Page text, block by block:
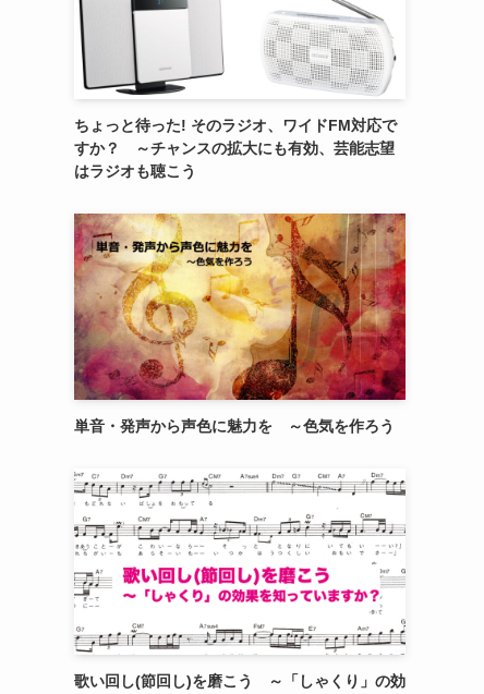
ちょっと待った! そのラジオ、ワイドFM対応で
すか？ ～チャンスの拡大にも有効、芸能志望
はラジオも聴こう
単音・発声から声色に魅力を ～色気を作ろう
歌い回し(節回し)を磨こう ～「しゃくり」の効